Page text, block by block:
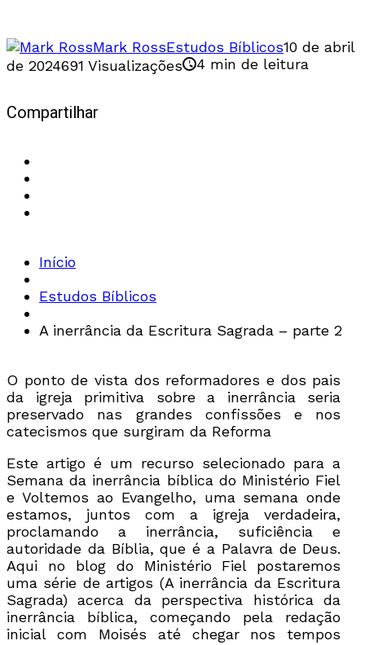
Mark RossEstudos Bíblicos10 de abril
de 2024691 Visualizações 4 min de leitura
Compartilhar
Início
Estudos Bíblicos
A inerrância da Escritura Sagrada – parte 2
O ponto de vista dos reformadores e dos pais
da igreja primitiva sobre a inerrância seria
preservado nas grandes confissões e nos
catecismos que surgiram da Reforma
Este artigo é um recurso selecionado para a
Semana da inerrância bíblica do Ministério Fiel
e Voltemos ao Evangelho, uma semana onde
estamos, juntos com a igreja verdadeira,
proclamando a inerrância, suficiência e
autoridade da Bíblia, que é a Palavra de Deus.
Aqui no blog do Ministério Fiel postaremos
uma série de artigos (A inerrância da Escritura
Sagrada) acerca da perspectiva histórica da
inerrância bíblica, começando pela redação
inicial com Moisés até chegar nos tempos